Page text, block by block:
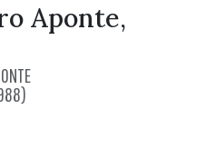
Costeras
local
Aponte,